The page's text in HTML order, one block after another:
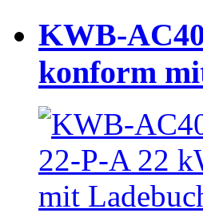
KWB-
konform